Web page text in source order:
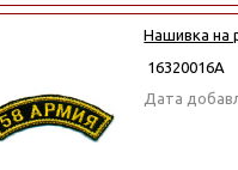
Нашивка на
16320016А
Дата